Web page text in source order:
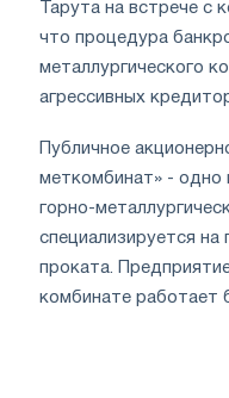
Тарута на встрече с
что процедура
металлургического
агрессивных
Публичное
меткомбинат» - одно
горно-
специализируется на
проката.
комбинате работает